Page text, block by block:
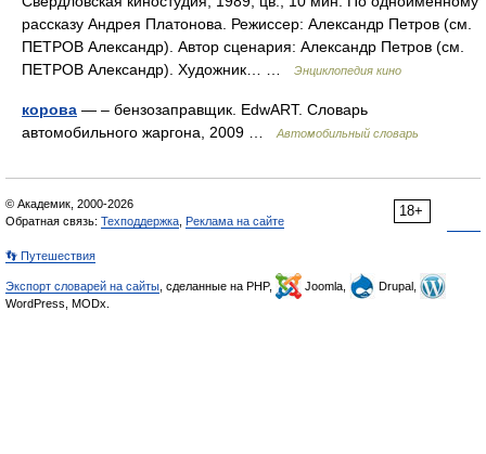
рассказу Андрея Платонова. Режиссер: Александр Петров (см.
ПЕТРОВ Александр). Автор сценария: Александр Петров (см.
ПЕТРОВ Александр). Художник… …
Энциклопедия кино
корова — – бензозаправщик. EdwART. Словарь
автомобильного жаргона, 2009 …
Автомобильный словарь
18+
© Академик, 2000-2026
Обратная связь: Техподдержка Реклама на сайте
👣 Путешествия
Экспорт словарей на сайты , сделанные на PHP, Joomla,
Drupal,
WordPress, MODx.